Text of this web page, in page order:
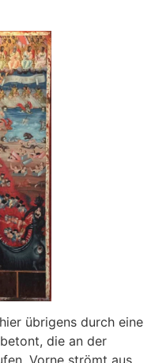
übrigens durch eine
die an der
Vorne strömt aus